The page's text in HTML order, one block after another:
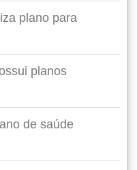
plano para
planos
de saúde